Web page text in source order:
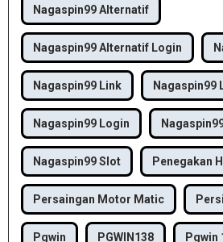
Nagaspin99 Alternatif
Nagaspin99 Alternatif Login
Nagaspin99 Link Nagaspin99
Nagaspin99 Login
Nagaspin99 Slot Penegakan
Persaingan Motor Matic
Pgwin PGWIN138 Pgwin